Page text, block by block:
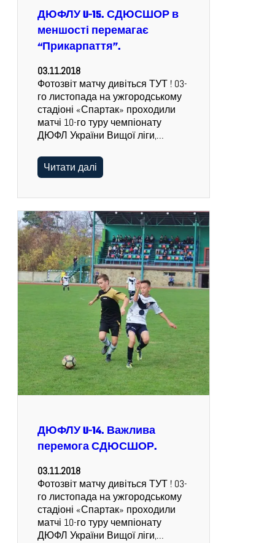
ДЮФЛУ U-15. СДЮСШОР в
меншості перемагає
“Прикарпаття”.
03.11.2018
Фотозвіт матчу дивіться ТУТ ! 03-
го листопада на ужгородському
стадіоні «Спартак» проходили
матчі 10-го туру чемпіонату
ДЮФЛ України Вищої ліги,…
Читати далі
ДЮФЛУ U-14. Важлива
перемога СДЮСШОР.
03.11.2018
Фотозвіт матчу дивіться ТУТ ! 03-
го листопада на ужгородському
стадіоні «Спартак» проходили
матчі 10-го туру чемпіонату
ДЮФЛ України Вищої ліги,…